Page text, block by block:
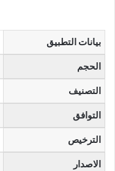
بيانات التطبيق
الحجم
التصنيف
التوافق
الترخيص
الاصدار